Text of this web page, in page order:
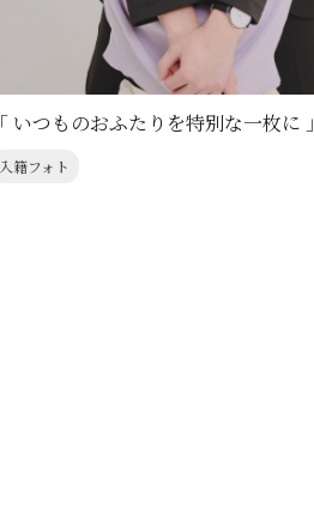
「 いつものおふたりを特別な一枚に 」
入籍フォト